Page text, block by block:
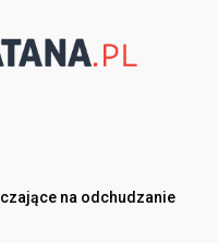
na odchudzanie